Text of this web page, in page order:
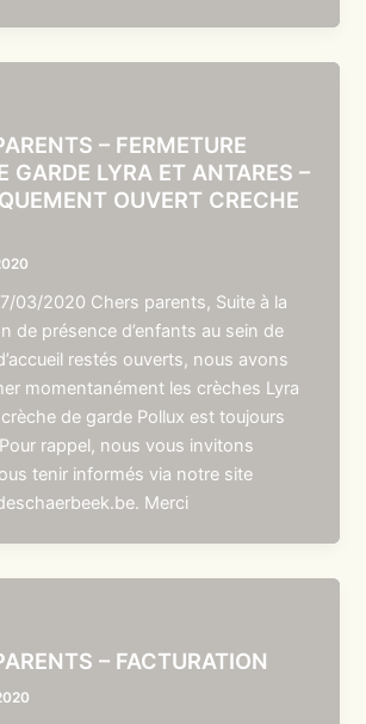
– FERMETURE
GARDE LYRA ET ANTARES –
OUVERT CRECHE
03/2020 Chers parents, Suite à la
de présence d’enfants au sein de
restés ouverts, nous avons
momentanément les crèches Lyra
de garde Pollux est toujours
rappel, nous vous invitons
tenir informés via notre site
Merci
– FACTURATION